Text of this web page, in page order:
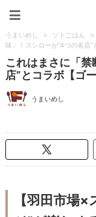
うまいめし > ソトごはん >
味」！スシローが“4つの名店
これはまさに「禁
店”とコラボ【ゴ
うまいめし
【羽田市場